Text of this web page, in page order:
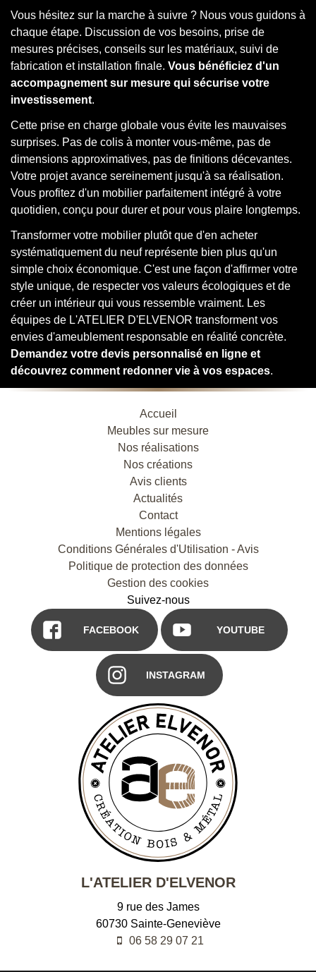
Vous hésitez sur la marche à suivre ? Nous vous guidons à
chaque étape. Discussion de vos besoins, prise de
mesures précises, conseils sur les matériaux, suivi de
fabrication et installation finale. Vous bénéficiez d'un
accompagnement sur mesure qui sécurise votre
investissement.
Cette prise en charge globale vous évite les mauvaises
surprises. Pas de colis à monter vous-même, pas de
dimensions approximatives, pas de finitions décevantes.
Votre projet avance sereinement jusqu'à sa réalisation.
Vous profitez d'un mobilier parfaitement intégré à votre
quotidien, conçu pour durer et pour vous plaire longtemps.
Transformer votre mobilier plutôt que d'en acheter
systématiquement du neuf représente bien plus qu'un
simple choix économique. C'est une façon d'affirmer votre
style unique, de respecter vos valeurs écologiques et de
créer un intérieur qui vous ressemble vraiment. Les
équipes de L'ATELIER D'ELVENOR transforment vos
envies d'ameublement responsable en réalité concrète.
Demandez votre devis personnalisé en ligne et
découvrez comment redonner vie à vos espaces.
Accueil
Meubles sur mesure
Nos réalisations
Nos créations
Avis clients
Actualités
Contact
Mentions légales
Conditions Générales d'Utilisation - Avis
Politique de protection des données
Gestion des cookies
Suivez-nous
FACEBOOK YOUTUBE
INSTAGRAM
L'ATELIER D'ELVENOR
9 rue des James
60730 Sainte-Geneviève
06 58 29 07 21